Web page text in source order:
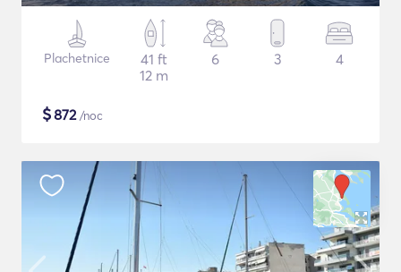
Plachetnice
41 ft
12 m
6 3 4
$872/noc